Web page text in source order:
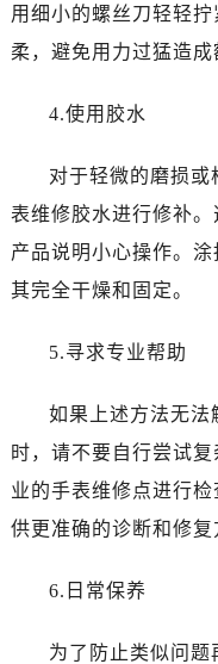
用细小的螺丝刀轻轻
柔，避免用力过猛造成
4.使用胶水
对于轻微的磨损
表维修胶水进行修补
产品说明小心操作。
其完全干燥和固定。
5.寻求专业帮助
如果上述方法无法
时，请不要自行尝试
业的手表维修点进行
供更准确的诊断和修复
6.日常保养
为了防止类似问